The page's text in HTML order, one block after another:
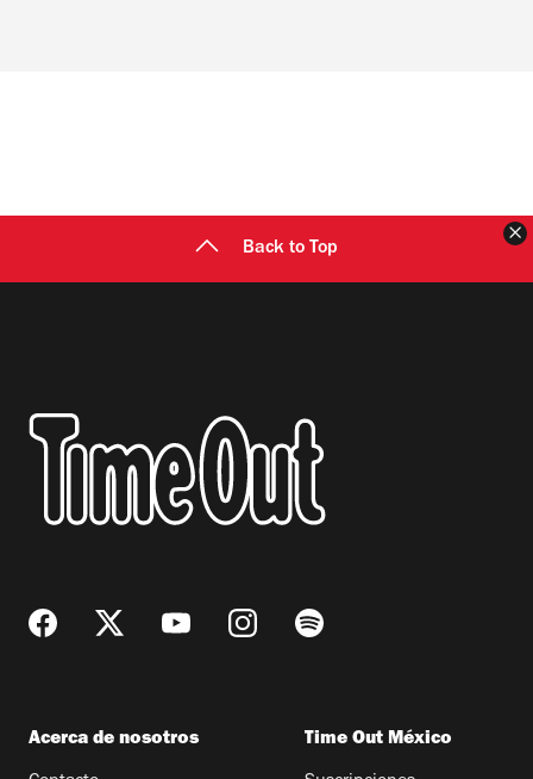
Back to Top
Acerca de nosotros Time Out México